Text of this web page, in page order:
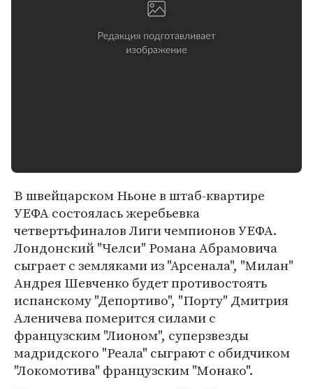
В швейцарском Ньоне в штаб-квартире
УЕФА состоялась жеребьевка
четвертьфиналов Лиги чемпионов УЕФА.
Лондонский "Челси" Романа Абрамовича
сыграет с земляками из "Арсенала", "Милан"
Андрея Шевченко будет противостоять
испанскому "Депортиво", "Порту" Дмитрия
Аленичева померится силами с
французским "Лионом", суперзвезды
мадридского "Реала" сыграют с обидчиком
"Локомотива" французским "Монако".